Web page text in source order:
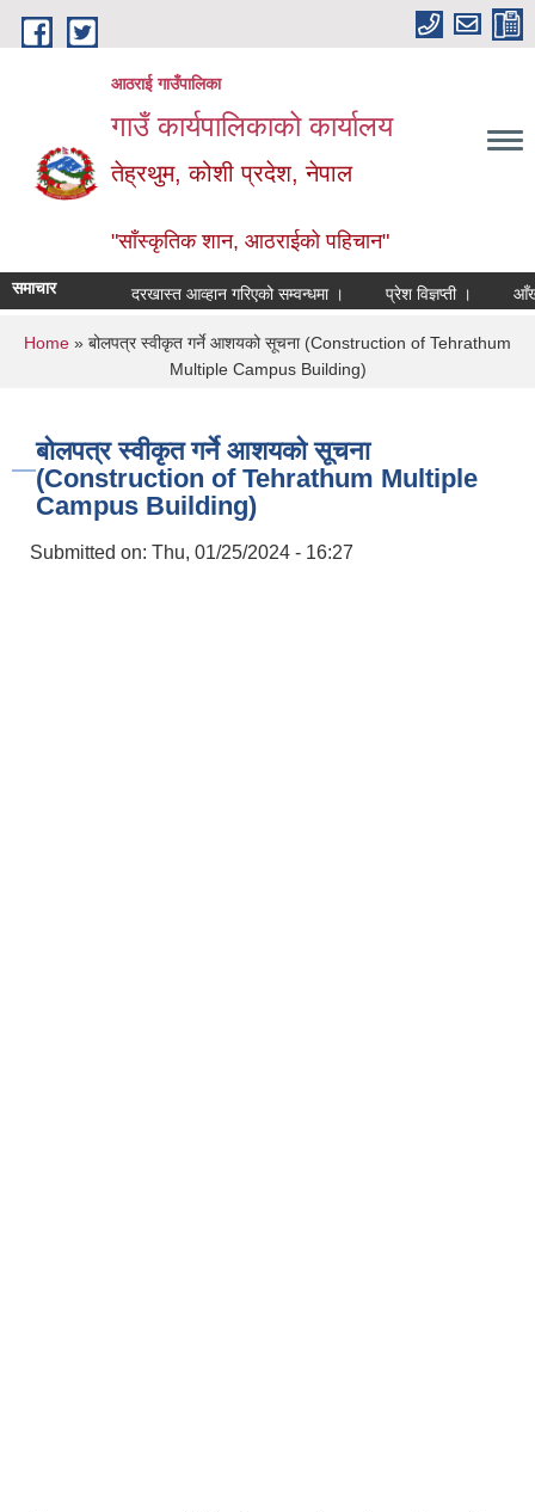
Skip to main content
आठराई गाउँपालिका
गाउँ कार्यपालिकाको कार्यालय
तेह्रथुम, कोशी प्रदेश, नेपाल
"साँस्कृतिक शान, आठराईको पहिचान"
समाचार दरखास्त आव्हान गरिएको सम्वन्धमा । प्रेश विज्ञप्ती । आँखा
You are here
Home » बोलपत्र स्वीकृत गर्ने आशयको सूचना (Construction of Tehrathum
Multiple Campus Building)
बोलपत्र स्वीकृत गर्ने आशयको सूचना
(Construction of Tehrathum Multiple
Campus Building)
Submitted on: Thu, 01/25/2024 - 16:27